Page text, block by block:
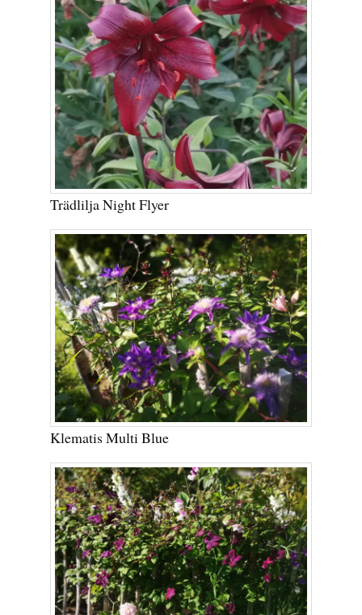
Trädlilja Night Flyer
Klematis Multi Blue